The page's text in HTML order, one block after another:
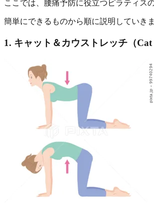
ここでは、腰痛予防に役立つピラティス
簡単にできるものから順に説明していき
1. キャット＆カウストレッチ（Cat